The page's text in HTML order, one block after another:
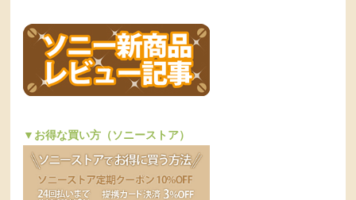
▼お得な買い方（ソニーストア）